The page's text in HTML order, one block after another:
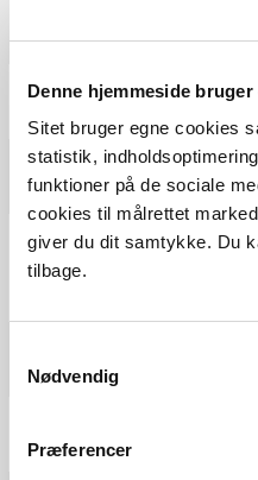
Denne hjemmeside
Sitet bruger egne cookies
statistik,
funktioner på de sociale
cookies til målrettet
giver du dit samtykke. Du
tilbage.
Nødvendig
Præferencer
Start
P-plads
Fra forrige:3,5 km
Shelter på primitiv
Fiskeri tilladt
Fra forrige:
Fra forrige:0,2 km